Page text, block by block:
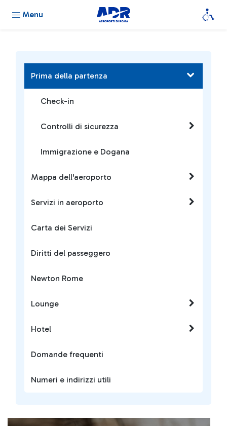
Menu
Prima della partenza
Check-in
Controlli di sicurezza
Immigrazione e Dogana
Mappa dell'aeroporto
Servizi in aeroporto
Carta dei Servizi
Diritti del passeggero
Newton Rome
Lounge
Hotel
Domande frequenti
Numeri e indirizzi utili